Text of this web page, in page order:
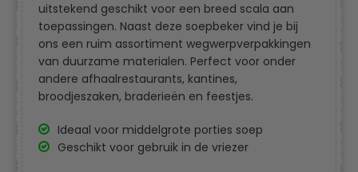
uitstekend geschikt voor een breed scala aan
toepassingen. Naast deze soepbeker vind je bij
ons een ruim assortiment wegwerpverpakkingen
van duurzame materialen. Perfect voor onder
andere afhaalrestaurants, kantines,
broodjeszaken, braderieën en feestjes.
Ideaal voor middelgrote porties soep
Geschikt voor gebruik in de vriezer